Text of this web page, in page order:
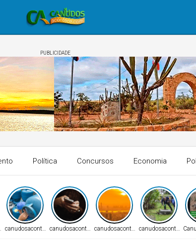
PUBLICIDADE
Política Concursos Economia
canudosacontece.comcanudosacontece.comcanudosacontece.comcanudosacontece.com